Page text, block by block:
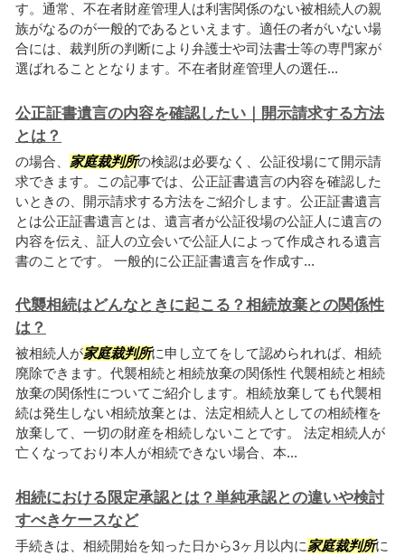
す。通常、不在者財産管理人は利害関係のない被相続人の親
族がなるのが一般的であるといえます。適任の者がいない場
合には、裁判所の判断により弁護士や司法書士等の専門家が
選ばれることとなります。不在者財産管理人の選任...
公正証書遺言の内容を確認したい｜開示請求する方法
とは？
の場合、 家庭裁判所の検認は必要なく、公証役場にて開示請
求できます。この記事では、公正証書遺言の内容を確認した
いときの、開示請求する方法をご紹介します。公正証書遺言
とは公正証書遺言とは、遺言者が公証役場の公証人に遺言の
内容を伝え、証人の立会いで公証人によって作成される遺言
書のことです。 一般的に公正証書遺言を作成す...
代襲相続はどんなときに起こる？相続放棄との関係性
は？
被相続人が家庭裁判所に申し立てをして認められれば、相続
廃除できます。代襲相続と相続放棄の関係性 代襲相続と相続
放棄の関係性についてご紹介します。相続放棄しても代襲相
続は発生しない相続放棄とは、法定相続人としての相続権を
放棄して、一切の財産を相続しないことです。 法定相続人が
亡くなっており本人が相続できない場合、本...
相続における限定承認とは？単純承認との違いや検討
すべきケースなど
手続きは、相続開始を知った日から3ヶ月以内に家庭裁判所に